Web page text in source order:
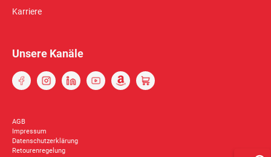
Karriere
Unsere Kanäle
AGB
Impressum
Datenschutzerklärung
Retourenregelung